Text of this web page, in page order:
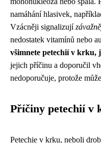
namáhání hlasivek,
Vzácněji signalizují
nedostatek vitamínů nebo
všimnete petechií v krku,
jejich příčinu a doporučil
nedoporučuje, protože
Příčiny petechií v
Petechie v krku, neboli